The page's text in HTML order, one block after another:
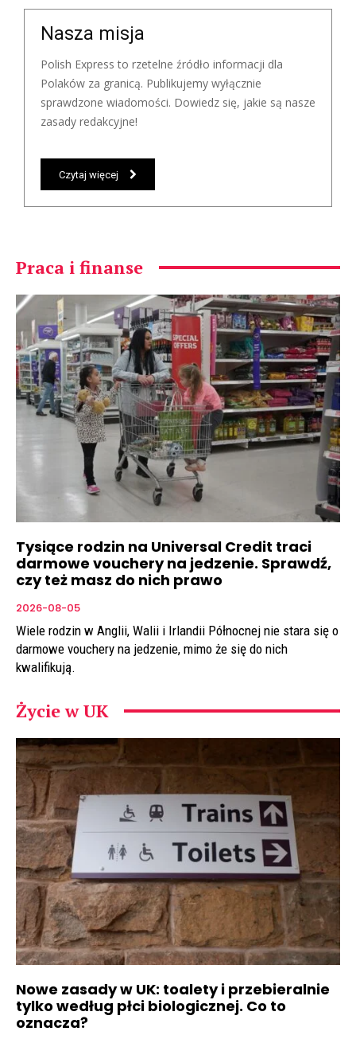
Nasza misja
Polish Express to rzetelne źródło informacji dla
Polaków za granicą. Publikujemy wyłącznie
sprawdzone wiadomości. Dowiedz się, jakie są nasze
zasady redakcyjne!
Czytaj więcej
Praca i finanse
Tysiące rodzin na Universal Credit traci
darmowe vouchery na jedzenie. Sprawdź,
czy też masz do nich prawo
2026-08-05
Wiele rodzin w Anglii, Walii i Irlandii Północnej nie stara się o
darmowe vouchery na jedzenie, mimo że się do nich
kwalifikują.
Życie w UK
Nowe zasady w UK: toalety i przebieralnie
tylko według płci biologicznej. Co to
oznacza?